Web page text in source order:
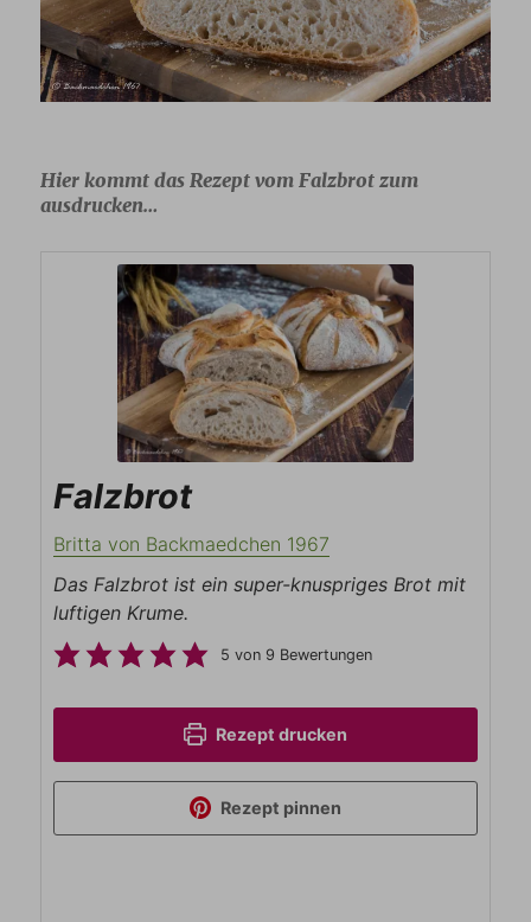
Hier kommt das Rezept vom Falzbrot zum
ausdrucken…
Falzbrot
Britta von Backmaedchen 1967
Das Falzbrot ist ein super-knuspriges Brot mit
luftigen Krume.
5 von 9 Bewertungen
Rezept drucken
Rezept pinnen